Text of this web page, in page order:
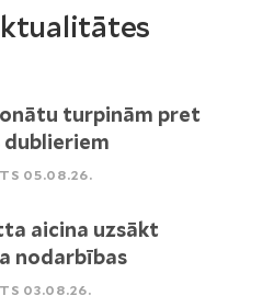
turpinām pret
dublieriem
05.08.26.
aicina uzsākt
nodarbības
03.08.26.